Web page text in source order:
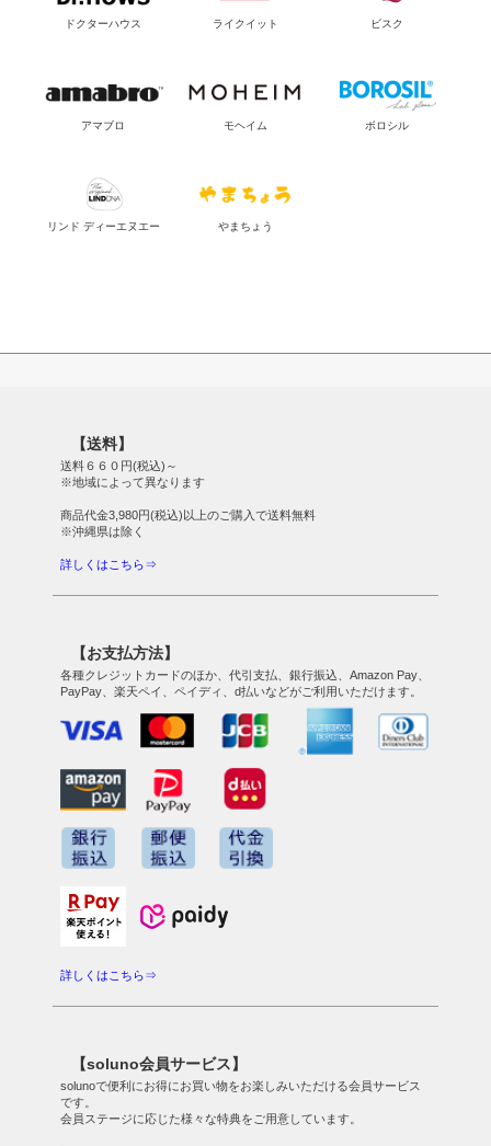
ドクターハウス ライクイット ビスク
アマブロ モヘイム ボロシル
リンド ディーエヌエー やまちょう
【送料】
送料６６０円(税込)～
※地域によって異なります
商品代金3,980円(税込)以上のご購入で送料無料
※沖縄県は除く
詳しくはこちら⇒
【お支払方法】
各種クレジットカードのほか、代引支払、銀行振込、Amazon Pay、
PayPay、楽天ペイ、ペイディ、d払いなどがご利用いただけます。
詳しくはこちら⇒
【soluno会員サービス】
solunoで便利にお得にお買い物をお楽しみいただける会員サービス
です。
会員ステージに応じた様々な特典をご用意しています。